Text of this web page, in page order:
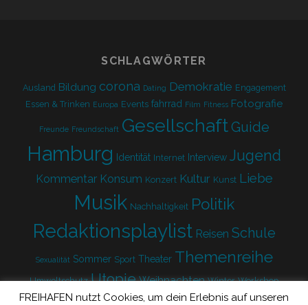
SCHLAGWÖRTER
Ausland Bildung corona Dating Demokratie Engagement
Essen & Trinken Europa Events fahrrad Film Fitness Fotografie
Freunde Freundschaft GesellschaftGuide
Hamburg Identität Internet Interview Jugend
Kommentar Konsum Konzert Kultur Kunst Liebe
Musik Nachhaltigkeit Politik
Redaktionsplaylist Reisen Schule
Sexualität Sommer Sport Theater Themenreihe
Umweltschutz Utopie Weihnachten Winter Workshop
Zukunft
FREIHAFEN nutzt Cookies, um dein Erlebnis auf unseren